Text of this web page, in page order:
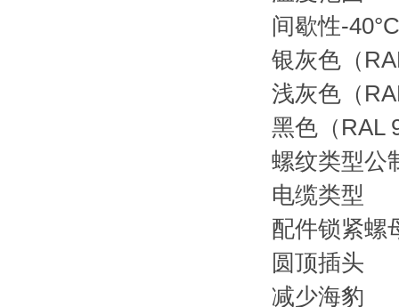
间歇性-
银灰色（
浅灰色（
黑色（RAL
螺纹类型公
电缆类型
配件锁紧螺
圆顶插头
减少海豹